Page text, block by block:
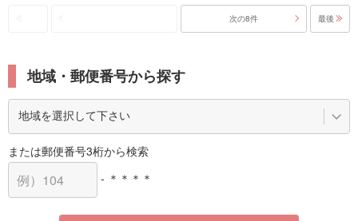
次の8件 最後
地域・郵便番号から探す
または郵便番号3桁から検索
- ＊＊＊＊